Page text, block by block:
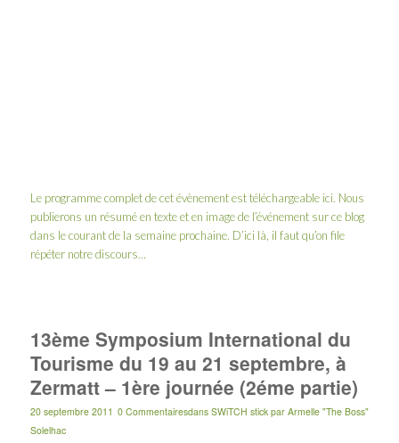
Le programme complet de cet évènement est téléchargeable ici. Nous
publierons un résumé en texte et en image de l’événement sur ce blog
dans le courant de la semaine prochaine. D’ici là, il faut qu’on file
répéter notre discours…
13ème Symposium International du
Tourisme du 19 au 21 septembre, à
Zermatt – 1ère journée (2éme partie)
20 septembre 2011 0 Commentairesdans SWiTCH stick par Armelle "The Boss"
Solelhac